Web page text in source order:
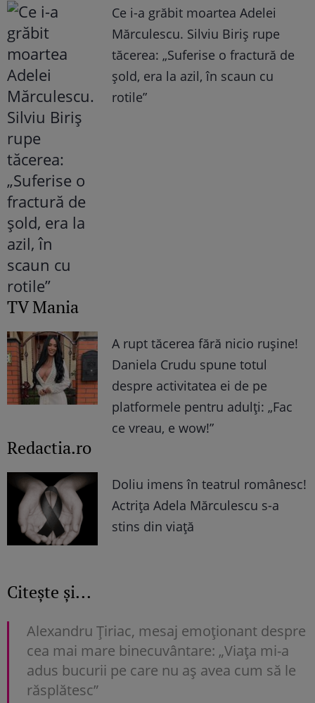
Ce i-a grăbit moartea Adelei
Mărculescu. Silviu Biriș rupe
tăcerea: „Suferise o fractură de
șold, era la azil, în scaun cu
rotile”
TV Mania
A rupt tăcerea fără nicio rușine!
Daniela Crudu spune totul
despre activitatea ei de pe
platformele pentru adulți: „Fac
ce vreau, e wow!”
Redactia.ro
Doliu imens în teatrul românesc!
Actrița Adela Mărculescu s-a
stins din viață
Citește și...
Alexandru Țiriac, mesaj emoționant despre
cea mai mare binecuvântare: „Viața mi-a
adus bucurii pe care nu aș avea cum să le
răsplătesc”